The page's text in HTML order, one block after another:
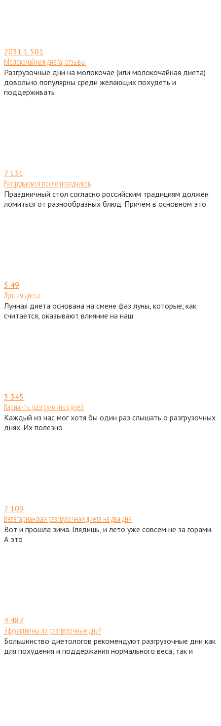
2031 1 501
Молокочайная диета, отзывы
Разгрузочные дни на молокочае (или молокочайная диета)
довольно популярны среди желающих похудеть и
поддерживать
7 131
Разгружаемся после праздников
Праздничный стол согласно российским традициям должен
ломиться от разнообразных блюд. Причем в основном это
5 49
Лунная диета
Лунная диета основана на смене фаз луны, которые, как
считается, оказывают влияние на наш
3 345
Варианты разгрузочных дней
Каждый из нас мог хотя бы один раз слышать о разгрузочных
днях. Их полезно
2 109
Вегетарианская разгрузочная диета на два дня
Вот и прошла зима. Глядишь, и лето уже совсем не за горами.
А это
4 487
Эффективны ли разгрузочные дни?
Большинство диетологов рекомендуют разгрузочные дни как
для похудения и поддержания нормального веса, так и